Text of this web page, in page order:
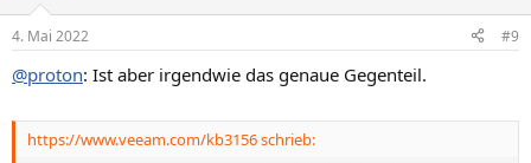
4. Mai 2022 #9
@proton: Ist aber irgendwie das genaue Gegenteil.
https://www.veeam.com/kb3156 schrieb: